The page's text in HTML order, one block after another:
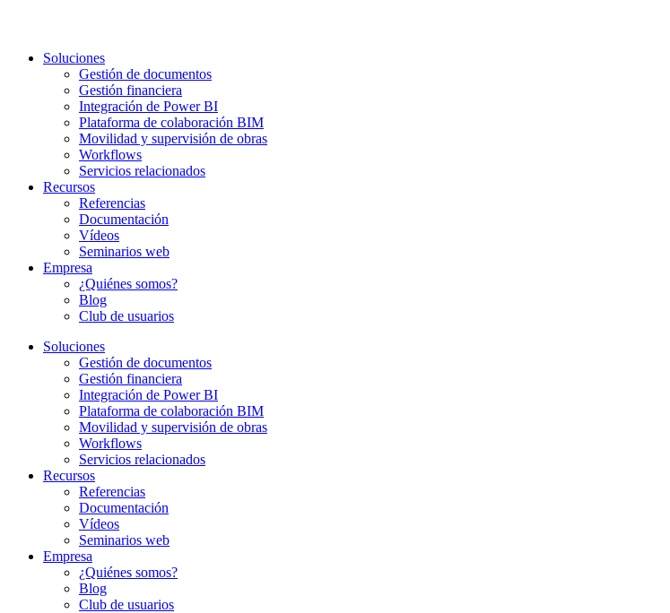
Soluciones
Gestión de documentos
Gestión financiera
Integración de Power BI
Plataforma de colaboración BIM
Movilidad y supervisión de obras
Workflows
Servicios relacionados
Recursos
Referencias
Documentación
Vídeos
Seminarios web
Empresa
¿Quiénes somos?
Blog
Club de usuarios
Soluciones
Gestión de documentos
Gestión financiera
Integración de Power BI
Plataforma de colaboración BIM
Movilidad y supervisión de obras
Workflows
Servicios relacionados
Recursos
Referencias
Documentación
Vídeos
Seminarios web
Empresa
¿Quiénes somos?
Blog
Club de usuarios